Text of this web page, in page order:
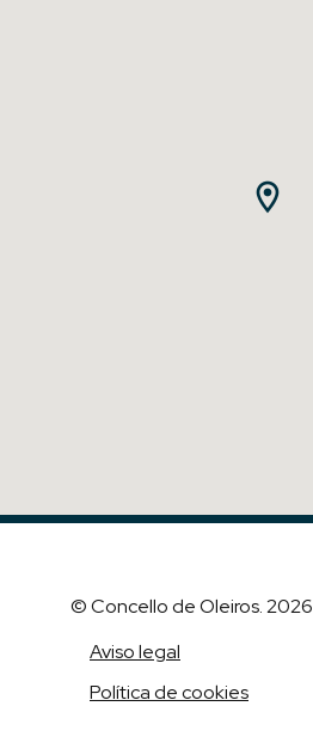
© Concello de Oleiros. 2026
Aviso legal
Política de cookies